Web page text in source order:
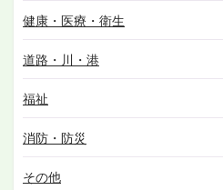
健康・医療・衛生
道路・川・港
福祉
消防・防災
その他